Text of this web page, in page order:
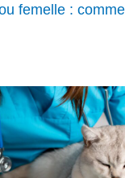
femelle :